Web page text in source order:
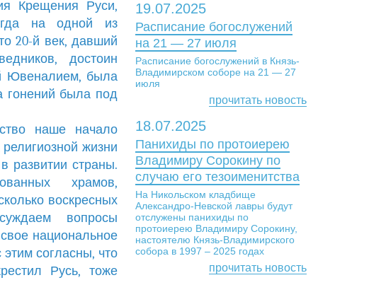
Крещения Руси,
на одной из
20-й век, давший
достоин
Ювеналием, была
гонений была под
наше начало
жизни
развитии страны.
храмов,
воскресных
вопросы
национальное
согласны, что
Русь, тоже
19.07.2025
Расписание богослужений
на 21 — 27 июля
Расписание богослужений в Князь-
Владимирском соборе на 21 — 27
июля
прочитать новость
18.07.2025
Панихиды по протоиерею
Владимиру Сорокину по
случаю его тезоименитства
На Никольском кладбище
Александро-Невской лавры будут
отслужены панихиды по
протоиерею Владимиру Сорокину,
настоятелю Князь-Владимирского
собора в 1997 – 2025 годах
прочитать новость